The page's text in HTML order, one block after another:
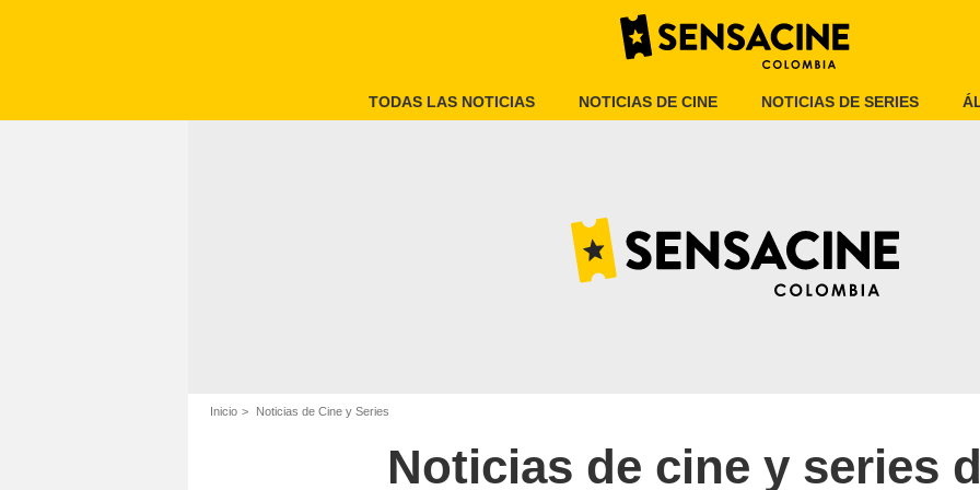
TODAS LAS NOTICIAS NOTICIAS DE CINE NOTICIAS DE SERIES
Inicio Noticias de Cine y Series
Noticias de cine y series